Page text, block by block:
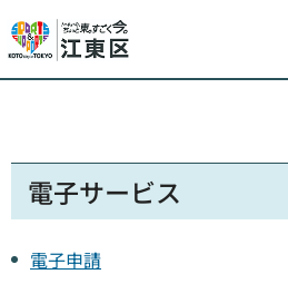
電子サービス
電子申請